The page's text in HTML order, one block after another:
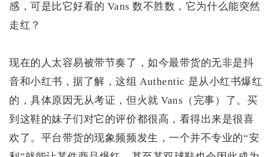
感，可是比它好看的 Vans 数不胜数，它为什么能突然
走红？
现在的人太容易被带节奏了，如今最带货的无非是抖
音和小红书，据了解，这组 Authentic 是从小红书爆红
的，具体原因无从考证，但火就 Vans（完事）了。买
到这鞋的妹子们对它的评价都很高，看得出来是很喜
欢了。平台带货的现象频频发生，一个并不专业的“安